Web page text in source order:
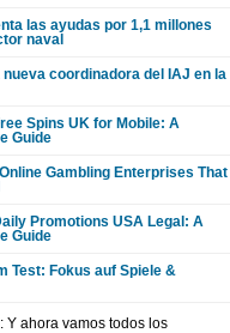
las ayudas por 1,1 millones
naval
coordinadora del IAJ en la
Spins UK for Mobile: A
Guide
Gambling Enterprises That
Promotions USA Legal: A
Guide
Test: Fokus auf Spiele &
Y ahora vamos todos los